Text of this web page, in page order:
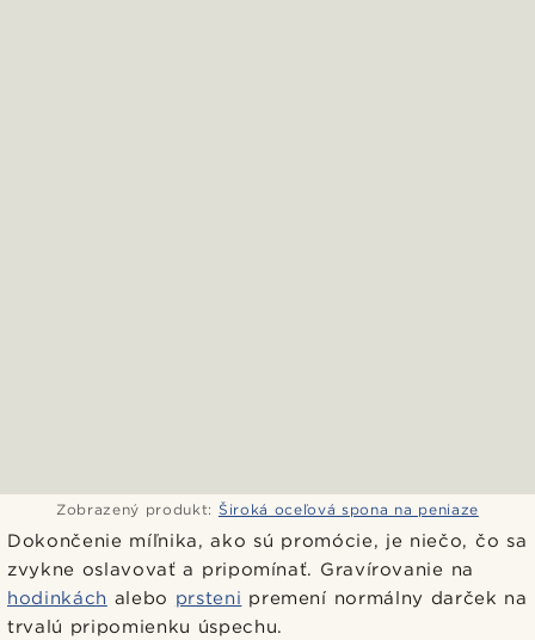
Zobrazený produkt: Široká oceľová spona na peniaze
Dokončenie míľnika, ako sú promócie, je niečo, čo sa
zvykne oslavovať a pripomínať. Gravírovanie na
hodinkách alebo prsteni premení normálny darček na
trvalú pripomienku úspechu.